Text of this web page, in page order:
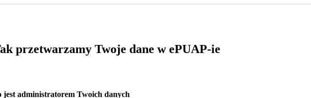
website
przetwarzamy Twoje dane w ePUAP-ie
jest administratorem Twoich danych